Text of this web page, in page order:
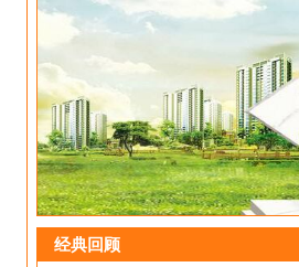
经典回顾